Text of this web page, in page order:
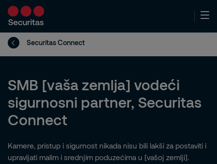
Securitas Connect
SMB [vaša zemlja] vodeći
sigurnosni partner, Securitas
Connect
Kamere, pristup i sigurnost nikada nisu bili lakši za postaviti i
upravljati malim i srednjim poduzećima u [vašoj zemlji].